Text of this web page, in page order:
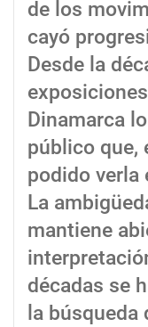
de los
cayó
Desde la
Dinamarca
público que,
podido verla
La
mantiene
décadas se
la